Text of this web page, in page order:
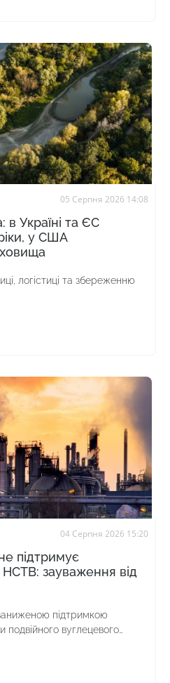
05 Серпня 2026 14:08
в Україні та ЄС
у США
логістиці та збереженню
04 Серпня 2026 15:20
підтримує
зауваження від
підтримкою
подвійного вуглецевого